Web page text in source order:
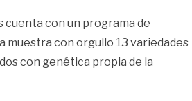
cuenta con un programa de
muestra con orgullo 13 variedades
con genética propia de la